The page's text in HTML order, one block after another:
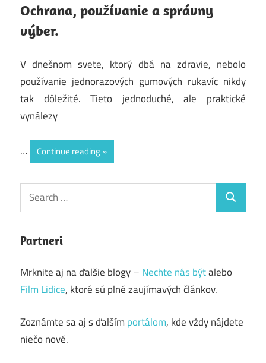
Ochrana, používanie a správny
výber.
V dnešnom svete, ktorý dbá na zdravie, nebolo
používanie jednorazových gumových rukavíc nikdy
tak dôležité. Tieto jednoduché, ale praktické
vynálezy
… Continue reading
Search
for:
Search
Partneri
Mrknite aj na ďalšie blogy – Nechte nás býtalebo
Film Lidice, ktoré sú plné zaujímavých článkov.
Zoznámte sa aj s ďalším portálom, kde vždy nájdete
niečo nové.